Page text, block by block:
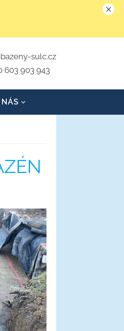
sulc.cz
603 903 943